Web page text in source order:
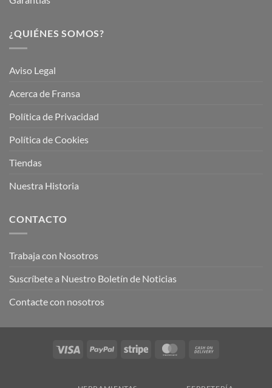
¿QUIÉNES SOMOS?
Aviso Legal
Acerca de Fransa
Política de Privacidad
Política de Cookies
Tiendas
Nuestra Historia
CONTACTO
Trabaja con Nosotros
Suscríbete a Nuestro Boletín de Noticias
Contacte con nosotros
Visa PayPal Stripe MasterCard